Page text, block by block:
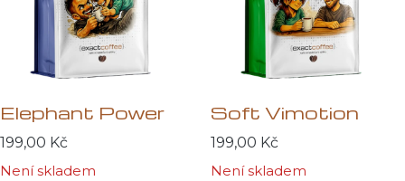
Elephant Power
199,00 Kč
Není skladem
Soft Vimotion
199,00 Kč
Není skladem